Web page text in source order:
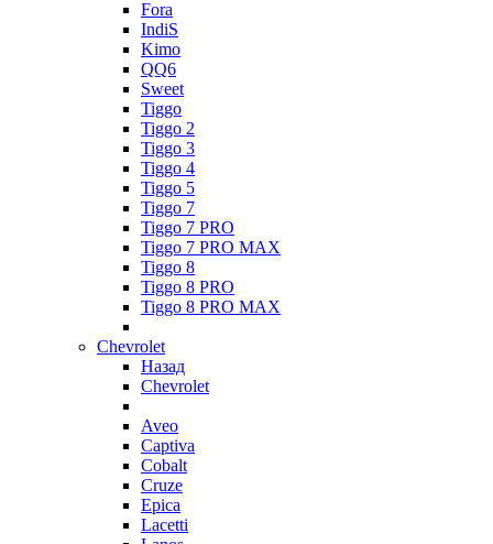
Fora
IndiS
Kimo
QQ6
Sweet
Tiggo
Tiggo 2
Tiggo 3
Tiggo 4
Tiggo 5
Tiggo 7
Tiggo 7 PRO
Tiggo 7 PRO MAX
Tiggo 8
Tiggo 8 PRO
Tiggo 8 PRO MAX
Chevrolet
Назад
Chevrolet
Aveo
Captiva
Cobalt
Cruze
Epica
Lacetti